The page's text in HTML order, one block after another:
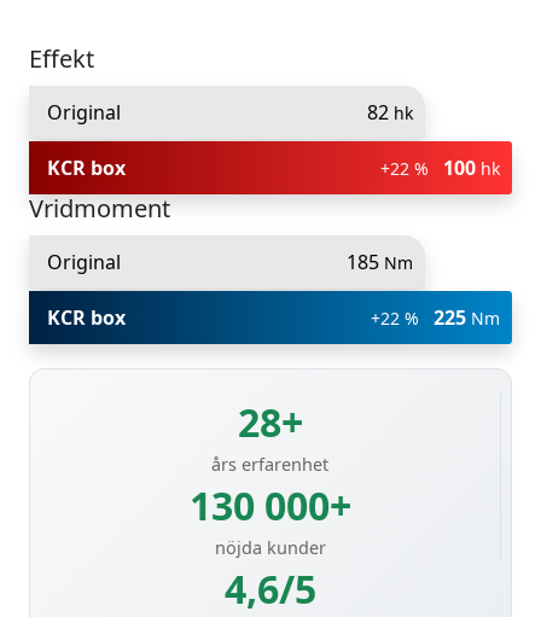
Effekt
Original 82 hk
KCR box +22 % 100 hk
Vridmoment
Original 185 Nm
KCR box +22 % 225 Nm
28+
års erfarenhet
130 000+
nöjda kunder
4,6/5